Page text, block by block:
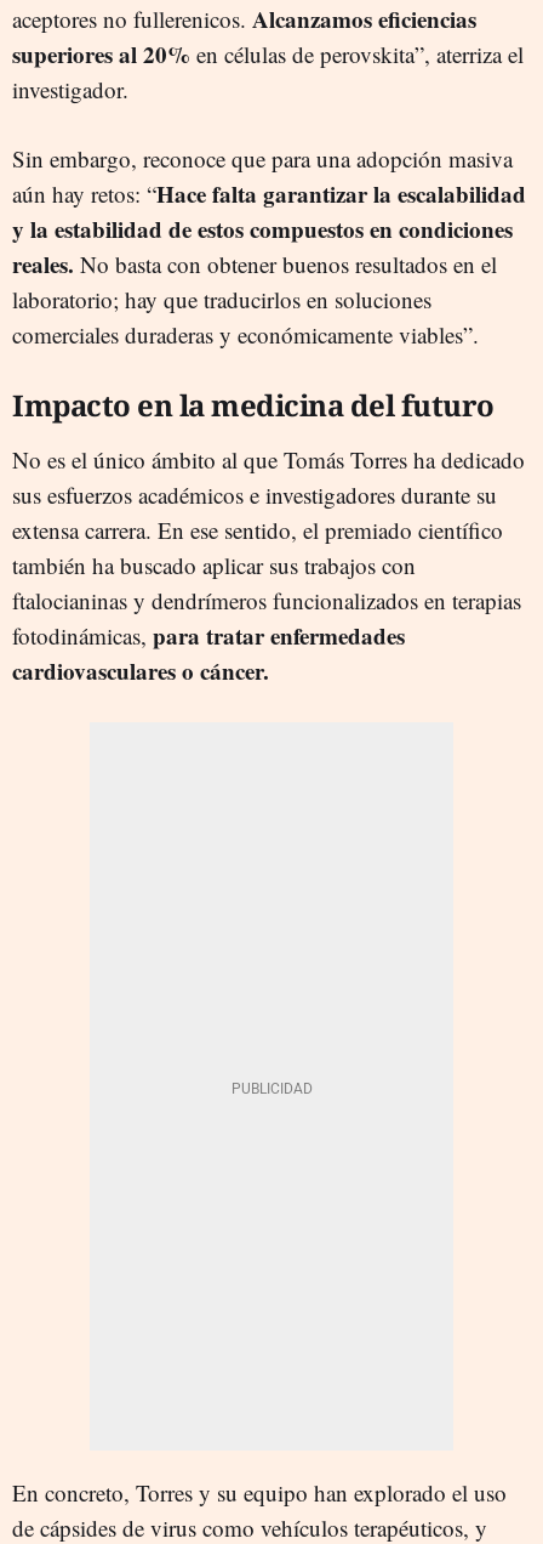
aceptores no fullerenicos. Alcanzamos eficiencias
superiores al 20% en células de perovskita”, aterriza el
investigador.
Sin embargo, reconoce que para una adopción masiva
aún hay retos: “Hace falta garantizar la escalabilidad
y la estabilidad de estos compuestos en condiciones
reales. No basta con obtener buenos resultados en el
laboratorio; hay que traducirlos en soluciones
comerciales duraderas y económicamente viables”.
Impacto en la medicina del futuro
No es el único ámbito al que Tomás Torres ha dedicado
sus esfuerzos académicos e investigadores durante su
extensa carrera. En ese sentido, el premiado científico
también ha buscado aplicar sus trabajos con
ftalocianinas y dendrímeros funcionalizados en terapias
fotodinámicas, para tratar enfermedades
cardiovasculares o cáncer.
En concreto, Torres y su equipo han explorado el uso
de cápsides de virus como vehículos terapéuticos, y